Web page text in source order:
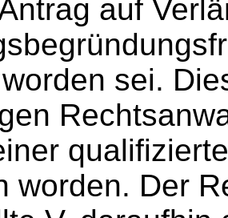
auf
sei.
worden. Der